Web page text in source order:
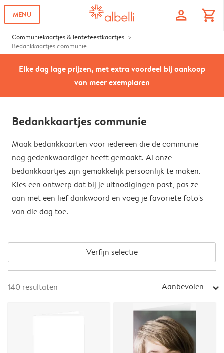
MENU profile shopping_cart
Communiekaartjes & lentefeestkaartjes
Bedankkaartjes communie
Elke dag lage prijzen, met extra voordeel bij aankoop
van meer exemplaren
Bedankkaartjes communie
Maak bedankkaarten voor iedereen die de communie
nog gedenkwaardiger heeft gemaakt. Al onze
bedankkaartjes zijn gemakkelijk persoonlijk te maken.
Kies een ontwerp dat bij je uitnodigingen past, pas ze
aan met een lief dankwoord en voeg je favoriete foto's
van die dag toe.
Verfijn selectie
140 resultaten Aanbevolen arrow_right